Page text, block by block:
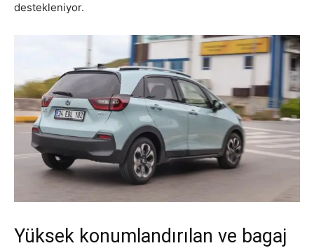
destekleniyor.
Yüksek konumlandırılan ve bagaj